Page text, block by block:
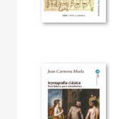
Artefactos
Básica de Bolsillo 
Herencia del pasado